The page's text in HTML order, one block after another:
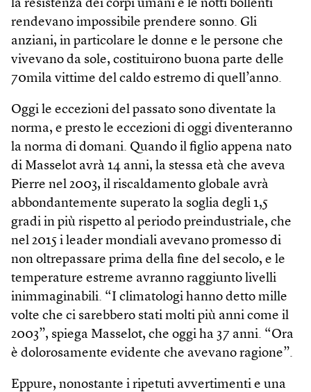
la resistenza dei corpi umani e le notti bollenti
rendevano impossibile prendere sonno. Gli
anziani, in particolare le donne e le persone che
vivevano da sole, costituirono buona parte delle
70mila vittime del caldo estremo di quell’anno.
Oggi le eccezioni del passato sono diventate la
norma, e presto le eccezioni di oggi diventeranno
la norma di domani. Quando il figlio appena nato
di Masselot avrà 14 anni, la stessa età che aveva
Pierre nel 2003, il riscaldamento globale avrà
abbondantemente superato la soglia degli 1,5
gradi in più rispetto al periodo preindustriale, che
nel 2015 i leader mondiali avevano promesso di
non oltrepassare prima della fine del secolo, e le
temperature estreme avranno raggiunto livelli
inimmaginabili. “I climatologi hanno detto mille
volte che ci sarebbero stati molti più anni come il
2003”, spiega Masselot, che oggi ha 37 anni. “Ora
è dolorosamente evidente che avevano ragione”.
Eppure, nonostante i ripetuti avvertimenti e una